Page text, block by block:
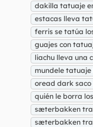
dakilla tatuaje
estacas lleva
ferris se tatúa
guajes con
liachu lleva una
mundele
oread dark saco
quién le borra
sæterbakken
sæterbakken